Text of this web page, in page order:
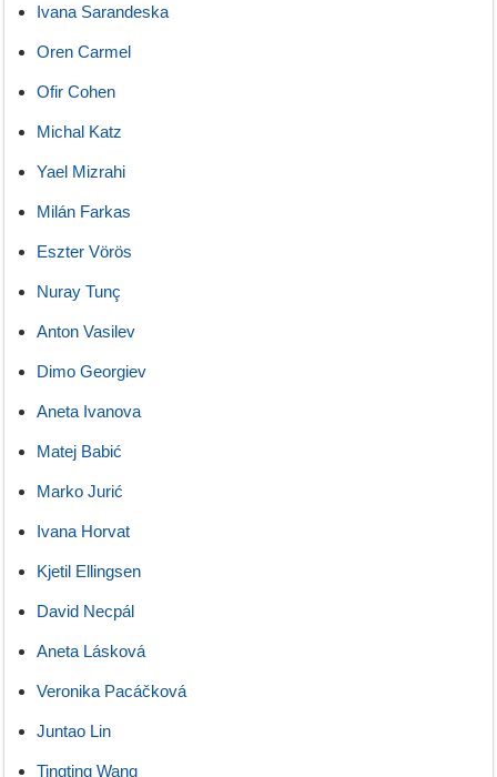
Ivana Sarandeska
Oren Carmel
Ofir Cohen
Michal Katz
Yael Mizrahi
Milán Farkas
Eszter Vörös
Nuray Tunç
Anton Vasilev
Dimo Georgiev
Aneta Ivanova
Matej Babić
Marko Jurić
Ivana Horvat
Kjetil Ellingsen
David Necpál
Aneta Lásková
Veronika Pacáčková
Juntao Lin
Tingting Wang